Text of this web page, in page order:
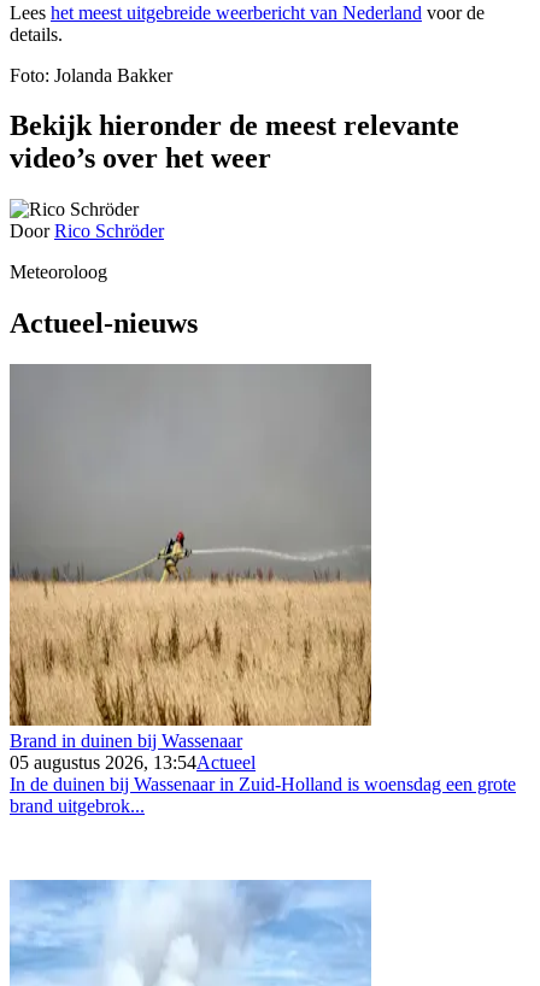
Lees het meest uitgebreide weerbericht van Nederland voor de
details.
Foto: Jolanda Bakker
Bekijk hieronder de meest relevante
video’s over het weer
DoorRico Schröder
Meteoroloog
Actueel-nieuws
Brand in duinen bij Wassenaar
05 augustus 2026, 13:54Actueel
In de duinen bij Wassenaar in Zuid-Holland is woensdag een grote
brand uitgebrok...